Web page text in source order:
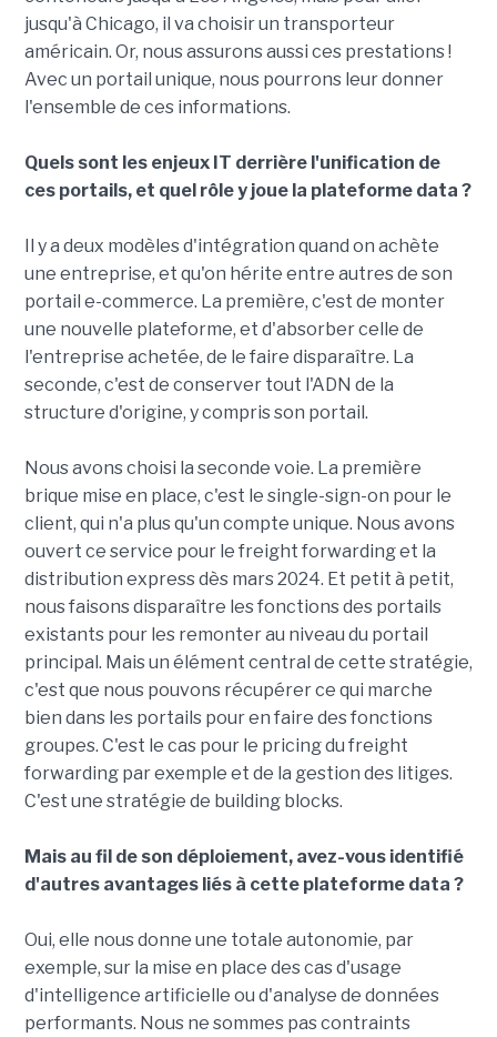
jusqu'à Chicago, il va choisir un transporteur
américain. Or, nous assurons aussi ces prestations !
Avec un portail unique, nous pourrons leur donner
l'ensemble de ces informations.
Quels sont les enjeux IT derrière l'unification de
ces portails, et quel rôle y joue la plateforme data ?
Il y a deux modèles d'intégration quand on achète
une entreprise, et qu'on hérite entre autres de son
portail e-commerce. La première, c'est de monter
une nouvelle plateforme, et d'absorber celle de
l'entreprise achetée, de le faire disparaître. La
seconde, c'est de conserver tout l'ADN de la
structure d'origine, y compris son portail.
Nous avons choisi la seconde voie. La première
brique mise en place, c'est le single-sign-on pour le
client, qui n'a plus qu'un compte unique. Nous avons
ouvert ce service pour le freight forwarding et la
distribution express dès mars 2024. Et petit à petit,
nous faisons disparaître les fonctions des portails
existants pour les remonter au niveau du portail
principal. Mais un élément central de cette stratégie,
c'est que nous pouvons récupérer ce qui marche
bien dans les portails pour en faire des fonctions
groupes. C'est le cas pour le pricing du freight
forwarding par exemple et de la gestion des litiges.
C'est une stratégie de building blocks.
Mais au fil de son déploiement, avez-vous identifié
d'autres avantages liés à cette plateforme data ?
Oui, elle nous donne une totale autonomie, par
exemple, sur la mise en place des cas d'usage
d'intelligence artificielle ou d'analyse de données
performants. Nous ne sommes pas contraints